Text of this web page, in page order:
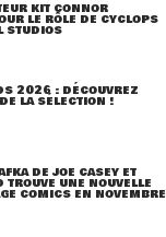
KIT CONNOR
LE RÔLE DE CYCLOPS
STUDIOS
2026 : DÉCOUVREZ
LA SÉLECTION !
DE JOE CASEY ET
TROUVE UNE NOUVELLE
COMICS EN NOVEMBRE